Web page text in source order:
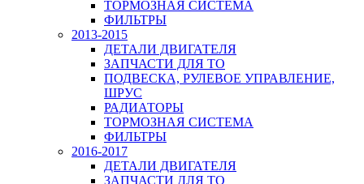
ТОРМОЗНАЯ СИСТЕМА
ФИЛЬТРЫ
2013-2015
ДЕТАЛИ ДВИГАТЕЛЯ
ЗАПЧАСТИ ДЛЯ ТО
ПОДВЕСКА, РУЛЕВОЕ УПРАВЛЕНИЕ,
ШРУС
РАДИАТОРЫ
ТОРМОЗНАЯ СИСТЕМА
ФИЛЬТРЫ
2016-2017
ДЕТАЛИ ДВИГАТЕЛЯ
ЗАПЧАСТИ ДЛЯ ТО